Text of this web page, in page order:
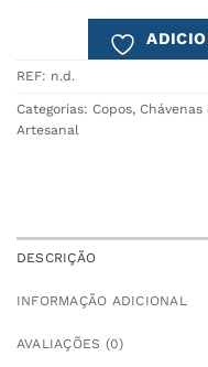
REF: n.d.
Categorias: Copos, Chávenas
Artesanal
DESCRIÇÃO
INFORMAÇÃO ADICIONAL
AVALIAÇÕES (0)